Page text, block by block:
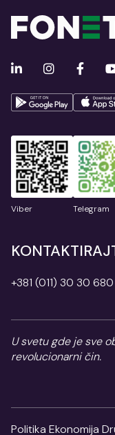
Viber Telegram
+381 (011) 30 30 680
U svetu gde je sve
revolucionarni čin.
Politika Ekonomija